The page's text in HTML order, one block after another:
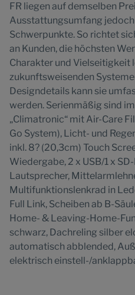
FR liegen auf demselben
Ausstattungsumfang
Schwerpunkte. So richtet
an Kunden, die höchsten
Charakter und Vielseitigkeit
zukunftsweisenden
Designdetails kann sie
werden. Serienmäßig sind
„Climatronic“ mit Air-Care
Go System), Licht- und
inkl. 8? (20,3cm) Touch
Wiedergabe, 2 x USB/1 x
Lautsprecher,
Multifunktionslenkrad in
Full Link, Scheiben ab B-
Home- & Leaving-Home-
schwarz, Dachreling silber
automatisch abblended,
elektrisch einstell-/